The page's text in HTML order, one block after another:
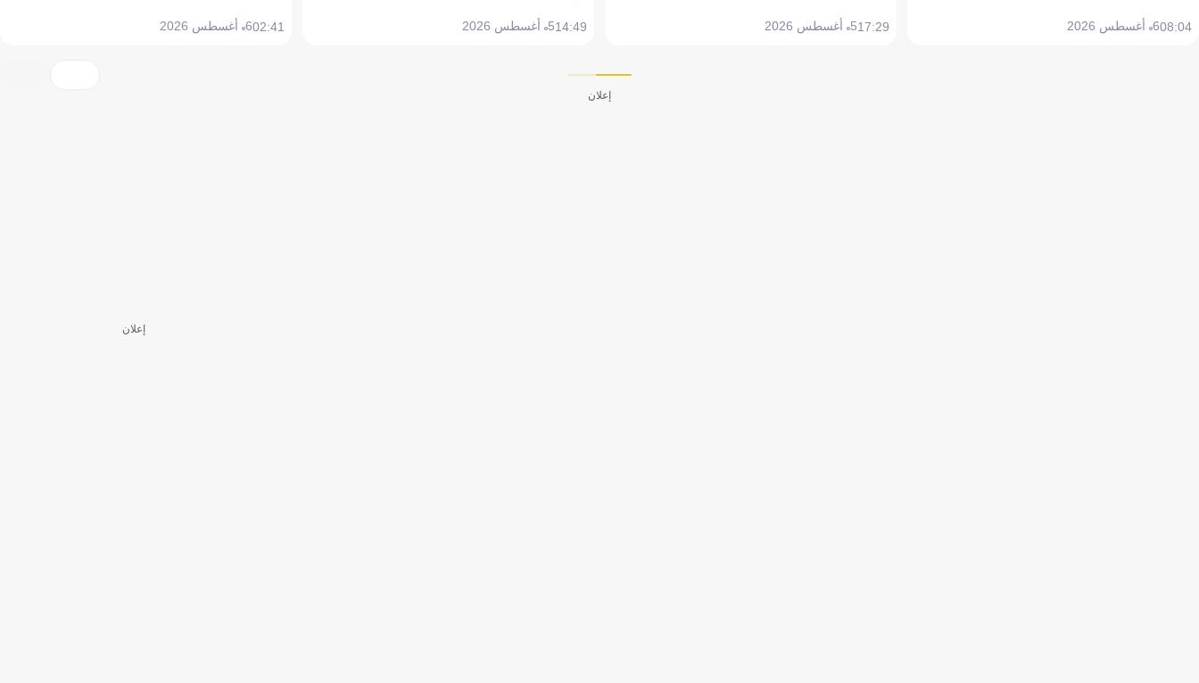
08:046 أغسطس 2026 17:295 أغسطس 2026 14:495 أغسطس 2026 02:416 أغسطس 2026
إعلان
إعلان